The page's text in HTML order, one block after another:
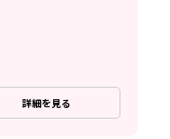
詳細を見る